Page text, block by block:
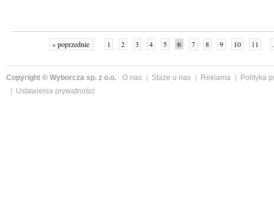
« poprzednie 1 2 3 4 5 6 7 8 9 10 11
Copyright © Wyborcza sp. z o.o. O nas Staże u nas Reklama
Polityka
Ustawienia prywatności